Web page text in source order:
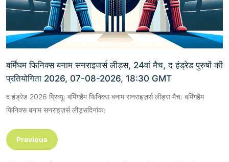
बर्मिंघम फिनिक्स बनाम सनराइजर्स लीड्स, 24वां मैच, द हंड्रेड पुरुषों की
प्रतियोगिता 2026, 07-08-2026, 18:30 GMT
द हंड्रेड 2026 प्रिव्यू: बर्मिंगहैम फिनिक्स बनाम सनराइज़र्स लीड्स मैच: बर्मिंगहैम
फिनिक्स बनाम सनराइज़र्स लीड्सदिनांक:
Previous